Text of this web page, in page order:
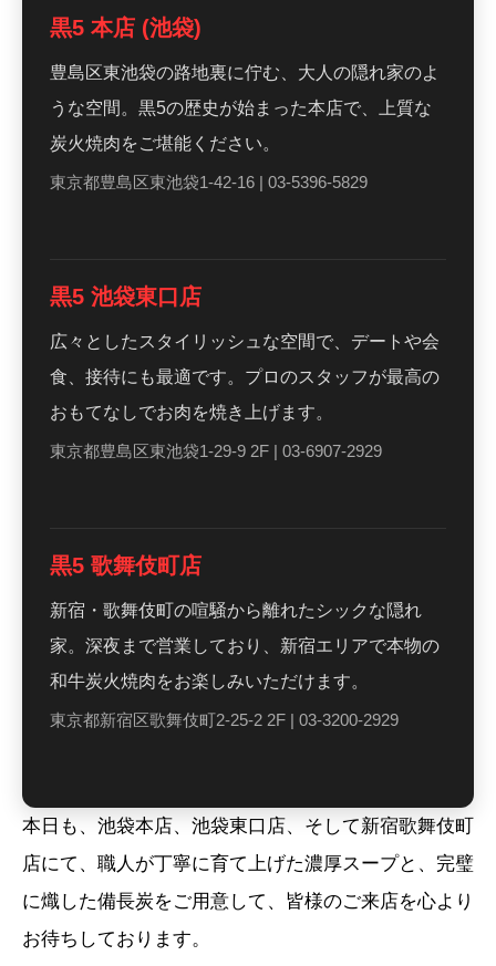
黒5 本店 (池袋)
豊島区東池袋の路地裏に佇む、大人の隠れ家のよ
うな空間。黒5の歴史が始まった本店で、上質な
炭火焼肉をご堪能ください。
東京都豊島区東池袋1-42-16 | 03-5396-5829
黒5 池袋東口店
広々としたスタイリッシュな空間で、デートや会
食、接待にも最適です。プロのスタッフが最高の
おもてなしでお肉を焼き上げます。
東京都豊島区東池袋1-29-9 2F | 03-6907-2929
黒5 歌舞伎町店
新宿・歌舞伎町の喧騒から離れたシックな隠れ
家。深夜まで営業しており、新宿エリアで本物の
和牛炭火焼肉をお楽しみいただけます。
東京都新宿区歌舞伎町2-25-2 2F | 03-3200-2929
本日も、池袋本店、池袋東口店、そして新宿歌舞伎町
店にて、職人が丁寧に育て上げた濃厚スープと、完璧
に熾した備長炭をご用意して、皆様のご来店を心より
お待ちしております。